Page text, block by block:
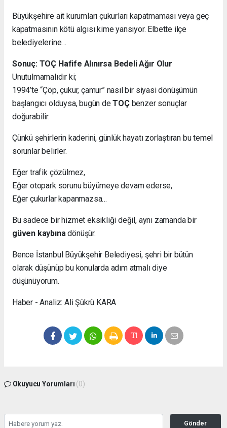
Büyükşehire ait kurumları çukurları kapatmaması veya geç
kapatmasının kötü algısı kime yansıyor. Elbette ilçe
belediyelerine…
Sonuç: TOÇ Hafife Alınırsa Bedeli Ağır Olur
Unutulmamalıdır ki;
1994’te “Çöp, çukur, çamur” nasıl bir siyasi dönüşümün
başlangıcı olduysa, bugün deTOÇbenzer sonuçlar
doğurabilir.
Çünkü şehirlerin kaderini, günlük hayatı zorlaştıran bu temel
sorunlar belirler.
Eğer trafik çözülmez,
Eğer otopark sorunu büyümeye devam ederse,
Eğer çukurlar kapanmazsa…
Bu sadece bir hizmet eksikliği değil, aynı zamanda bir
güven kaybınadönüşür.
Bence İstanbul Büyükşehir Belediyesi, şehri bir bütün
olarak düşünüp bu konularda adım atmalı diye
düşünüyorum.
Haber - Analiz: Ali Şükrü KARA
Okuyucu Yorumları (0)
Gönder